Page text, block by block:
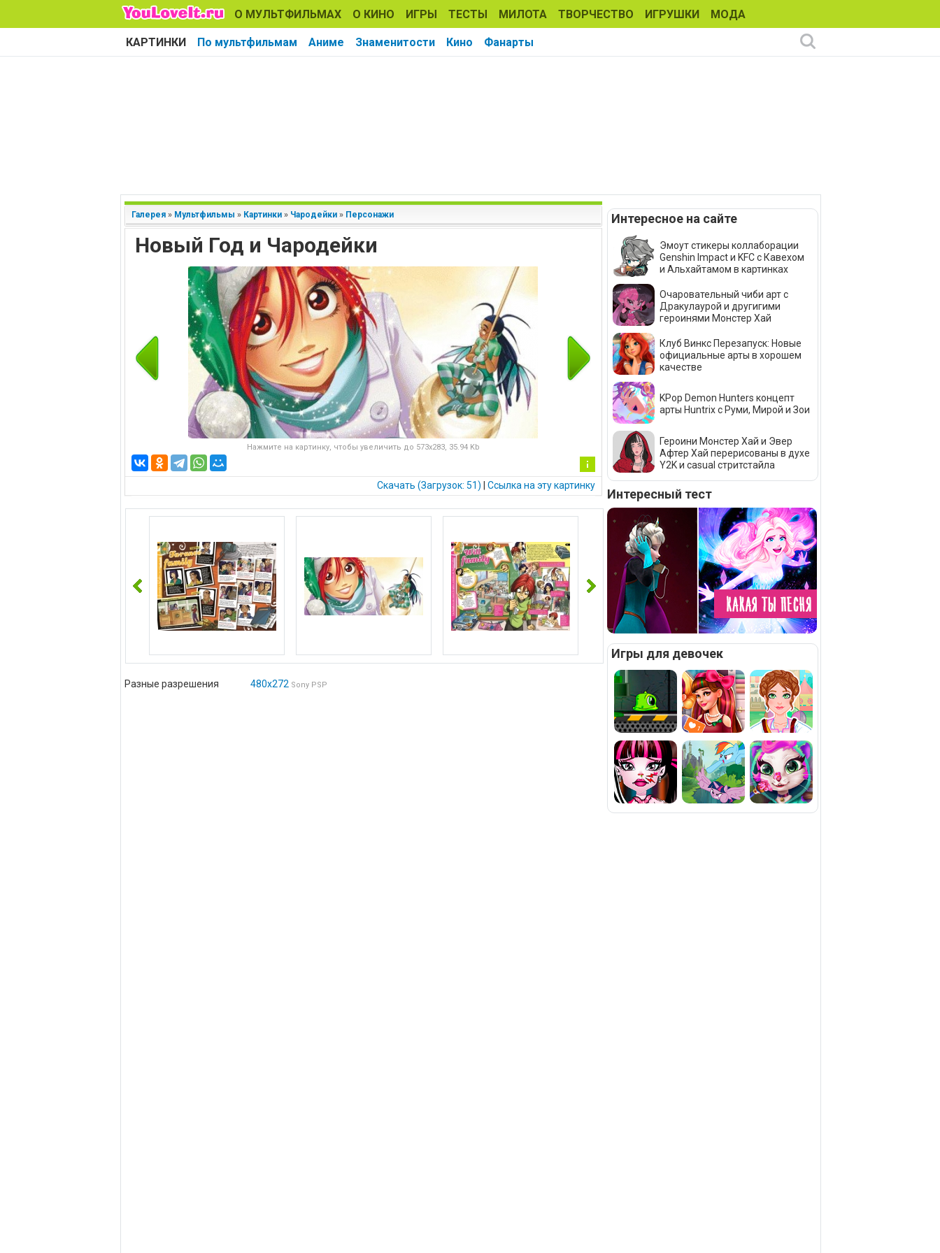
О МУЛЬТФИЛЬМАХ О КИНО ИГРЫ ТЕСТЫ МИЛОТА ТВОРЧЕСТВО ИГРУШКИ МОДА
КАРТИНКИ По мультфильмам Аниме Знаменитости Кино Фанарты
Галерея » Мультфильмы » Картинки » Чародейки » Персонажи
Новый Год и Чародейки
Нажмите на картинку, чтобы увеличить до 573x283, 35.94 Kb
Ин
фо
ац
е
Скачать (Загрузок: 51) Cсылка на эту картинку
Разные разрешения 480x272 Sony PSP
Интересное на сайте
Эмоут стикеры коллаборации
Genshin Impact и KFC с Кавехом
и Альхайтамом в картинках
Очаровательный чиби арт с
Дракулаурой и другигими
героинями Монстер Хай
Клуб Винкс Перезапуск: Новые
официальные арты в хорошем
качестве
KPop Demon Hunters концепт
арты Huntrix c Руми, Мирой и Зои
Героини Монстер Хай и Эвер
Афтер Хай перерисованы в духе
Y2K и casual стритстайла
Интересный тест
Игры для девочек